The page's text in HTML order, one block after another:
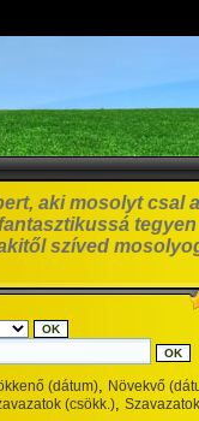
aki mosolyt csal
szíved
(dátum), Növekvő
(csökk.),